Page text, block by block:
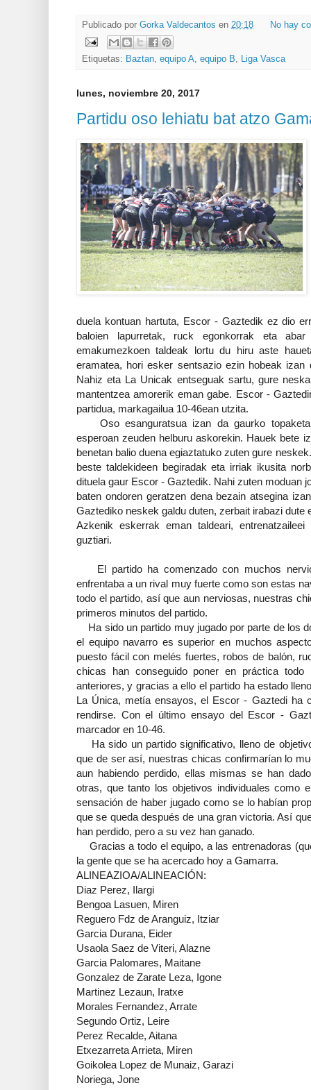
Publicado por Gorka Valdecantos en 20:18 No hay
Etiquetas: Baztan equipo A equipo B Liga Vasca
lunes, noviembre 20, 2017
Partidu oso lehiatu bat atzo
duela kontuan hartuta, Escor - Gaztedik ez dio
baloien lapurretak, ruck egonkorrak eta
emakumezkoen taldeak lortu du hiru aste
eramatea, hori esker sentsazio ezin hobeak izan
Nahiz eta La Unicak entseguak sartu, gure
mantentzea amorerik eman gabe. Escor -
partidua, markagailua 10-46ean utzita.
Oso esanguratsua izan da gaurko topaketa
esperoan zeuden helburu askorekin. Hauek bete
benetan balio duena egiaztatuko zuten gure
beste taldekideen begiradak eta irriak ikusita
dituela gaur Escor - Gaztedik. Nahi zuten moduan
baten ondoren geratzen dena bezain atsegina
Gaztediko neskek galdu duten, zerbait irabazi dute
Azkenik eskerrak eman taldeari,
guztiari.
El partido ha comenzado con muchos
enfrentaba a un rival muy fuerte como son estas
todo el partido, así que aun nerviosas, nuestras
primeros minutos del partido.
Ha sido un partido muy jugado por parte de los
el equipo navarro es superior en muchos
puesto fácil con melés fuertes, robos de balón,
chicas han conseguido poner en práctica
anteriores, y gracias a ello el partido ha estado
La Única, metía ensayos, el Escor - Gaztedi ha
rendirse. Con el último ensayo del Escor -
marcador en 10-46.
Ha sido un partido significativo, lleno de
que de ser así, nuestras chicas confirmarían lo
aun habiendo perdido, ellas mismas se han
otras, que tanto los objetivos individuales como
sensación de haber jugado como se lo habían
que se queda después de una gran victoria. Así
han perdido, pero a su vez han ganado.
Gracias a todo el equipo, a las entrenadoras
la gente que se ha acercado hoy a Gamarra.
ALINEAZIOA/ALINEACIÓN:
Diaz Perez, Ilargi
Bengoa Lasuen, Miren
Reguero Fdz de Aranguiz, Itziar
Garcia Durana, Eider
Usaola Saez de Viteri, Alazne
Garcia Palomares, Maitane
Gonzalez de Zarate Leza, Igone
Martinez Lezaun, Iratxe
Morales Fernandez, Arrate
Segundo Ortiz, Leire
Perez Recalde, Aitana
Etxezarreta Arrieta, Miren
Goikolea Lopez de Munaiz, Garazi
Noriega, Jone